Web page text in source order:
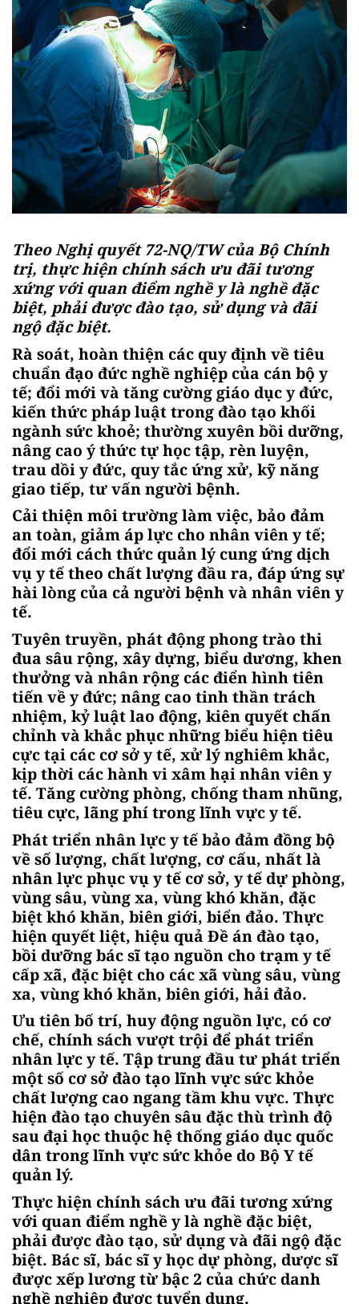
Theo Nghị quyết 72-NQ/TW của Bộ Chính
trị, thực hiện chính sách ưu đãi tương
xứng với quan điểm nghề y là nghề đặc
biệt, phải được đào tạo, sử dụng và đãi
ngộ đặc biệt.
Rà soát, hoàn thiện các quy định về tiêu
chuẩn đạo đức nghề nghiệp của cán bộ y
tế; đổi mới và tăng cường giáo dục y đức,
kiến thức pháp luật trong đào tạo khối
ngành sức khoẻ; thường xuyên bồi dưỡng,
nâng cao ý thức tự học tập, rèn luyện,
trau dồi y đức, quy tắc ứng xử, kỹ năng
giao tiếp, tư vấn người bệnh.
Cải thiện môi trường làm việc, bảo đảm
an toàn, giảm áp lực cho nhân viên y tế;
đổi mới cách thức quản lý cung ứng dịch
vụ y tế theo chất lượng đầu ra, đáp ứng sự
hài lòng của cả người bệnh và nhân viên y
tế.
Tuyên truyền, phát động phong trào thi
đua sâu rộng, xây dựng, biểu dương, khen
thưởng và nhân rộng các điển hình tiên
tiến về y đức; nâng cao tinh thần trách
nhiệm, kỷ luật lao động, kiên quyết chấn
chỉnh và khắc phục những biểu hiện tiêu
cực tại các cơ sở y tế, xử lý nghiêm khắc,
kịp thời các hành vi xâm hại nhân viên y
tế. Tăng cường phòng, chống tham nhũng,
tiêu cực, lãng phí trong lĩnh vực y tế.
Phát triển nhân lực y tế bảo đảm đồng bộ
về số lượng, chất lượng, cơ cấu, nhất là
nhân lực phục vụ y tế cơ sở, y tế dự phòng,
vùng sâu, vùng xa, vùng khó khăn, đặc
biệt khó khăn, biên giới, biển đảo. Thực
hiện quyết liệt, hiệu quả Đề án đào tạo,
bồi dưỡng bác sĩ tạo nguồn cho trạm y tế
cấp xã, đặc biệt cho các xã vùng sâu, vùng
xa, vùng khó khăn, biên giới, hải đảo.
Ưu tiên bố trí, huy động nguồn lực, có cơ
chế, chính sách vượt trội để phát triển
nhân lực y tế. Tập trung đầu tư phát triển
một số cơ sở đào tạo lĩnh vực sức khỏe
chất lượng cao ngang tầm khu vực. Thực
hiện đào tạo chuyên sâu đặc thù trình độ
sau đại học thuộc hệ thống giáo dục quốc
dân trong lĩnh vực sức khỏe do Bộ Y tế
quản lý.
Thực hiện chính sách ưu đãi tương xứng
với quan điểm nghề y là nghề đặc biệt,
phải được đào tạo, sử dụng và đãi ngộ đặc
biệt. Bác sĩ, bác sĩ y học dự phòng, dược sĩ
được xếp lương từ bậc 2 của chức danh
nghề nghiệp được tuyển dụng.